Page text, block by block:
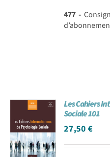
477 -
Les Cahiers
Sociale 101
27,50€